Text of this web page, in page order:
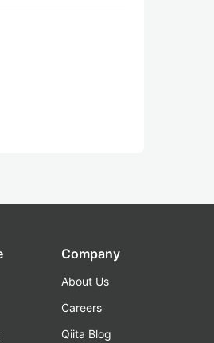
Company
About Us
Careers
Qiita Blog